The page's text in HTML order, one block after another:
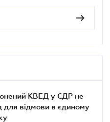
КВЕД у ЄДР не
для відмови в єдиному